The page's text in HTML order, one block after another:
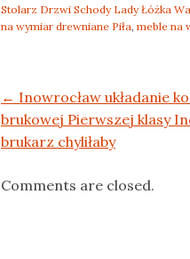
Stolarz Drzwi Schody Lady Łóżka
na wymiar drewniane Piła meble na
Post navigation
← Inowrocław układanie
brukowej Pierwszej klasy
brukarz chyliłaby
Comments are closed.